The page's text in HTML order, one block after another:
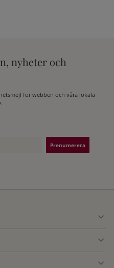
nyheter och
för webben och våra lokala